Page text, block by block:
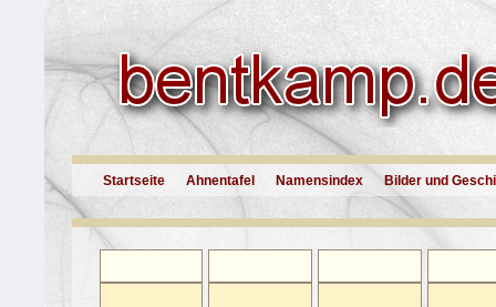
Startseite Ahnentafel Namensindex Bilder und